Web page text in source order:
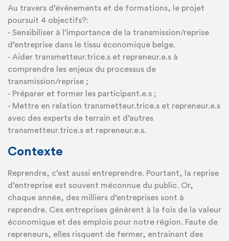
Au travers d’événements et de formations, le projet
poursuit 4 objectifs?:
- Sensibiliser à l’importance de la transmission/reprise
d’entreprise dans le tissu économique belge.
- Aider transmetteur.trice.s et repreneur.e.s à
comprendre les enjeux du processus de
transmission/reprise ;
- Préparer et former les participant.e.s ;
- Mettre en relation transmetteur.trice.s et repreneur.e.s
avec des experts de terrain et d’autres
transmetteur.trice.s et repreneur.e.s.
Contexte
Reprendre, c’est aussi entreprendre. Pourtant, la reprise
d’entreprise est souvent méconnue du public. Or,
chaque année, des milliers d’entreprises sont à
reprendre. Ces entreprises génèrent à la fois de la valeur
économique et des emplois pour notre région. Faute de
repreneurs, elles risquent de fermer, entrainant des